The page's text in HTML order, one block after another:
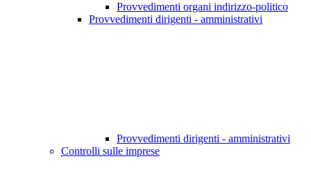
Provvedimenti organi indirizzo-politico
Provvedimenti dirigenti - amministrativi
Provvedimenti dirigenti - amministrativi
Controlli sulle imprese